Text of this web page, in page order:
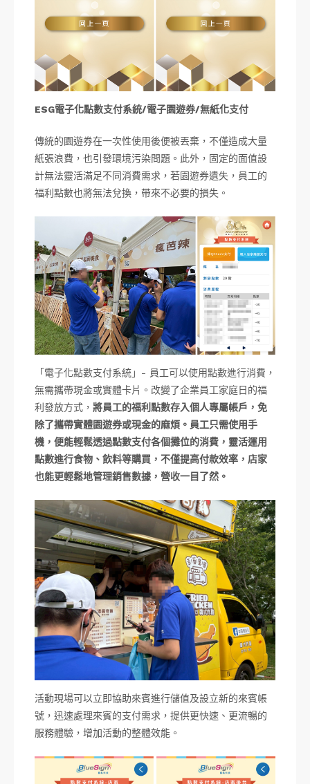
ESG電子化點數支付系統/電子園遊券/無紙化支付
傳統的園遊券在一次性使用後便被丟棄，不僅造成大量
紙張浪費，也引發環境污染問題。此外，固定的面值設
計無法靈活滿足不同消費需求，若園遊券遺失，員工的
福利點數也將無法兌換，帶來不必要的損失。
「電子化點數支付系統」- 員工可以使用點數進行消費，
無需攜帶現金或實體卡片。改變了企業員工家庭日的福
利發放方式， 將員工的福利點數存入個人專屬帳戶，免
除了攜帶實體園遊券或現金的麻煩。員工只需使用手
機，便能輕鬆透過點數支付各個攤位的消費，靈活運用
點數進行食物、飲料等購買，不僅提高付款效率，店家
也能更輕鬆地管理銷售數據，營收一目了然。
活動現場可以立即協助來賓進行儲值及設立新的來賓帳
號，迅速處理來賓的支付需求，提供更快速、更流暢的
服務體驗，增加活動的整體效能。